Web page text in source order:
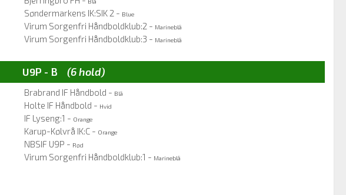
Søndermarkens IK:SIK 2 - Blue
Virum Sorgenfri Håndboldklub:2 - Marineblå
Virum Sorgenfri Håndboldklub:3 - Marineblå
U9P - B (6 hold)
Brabrand IF Håndbold - Blå
Holte IF Håndbold - Hvid
IF Lyseng:1 - Orange
Karup-Kølvrå IK:C - Orange
NBSIF U9P - Rød
Virum Sorgenfri Håndboldklub:1 - Marineblå